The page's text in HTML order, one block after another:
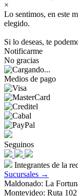
×
Lo sentimos, en este
elegido.
Si lo deseas, te
Notificarme
No gracias
Medios de pago
Seguinos
Integrantes de la
Sucursales →
Maldonado: La
Montevideo: Ruta 102